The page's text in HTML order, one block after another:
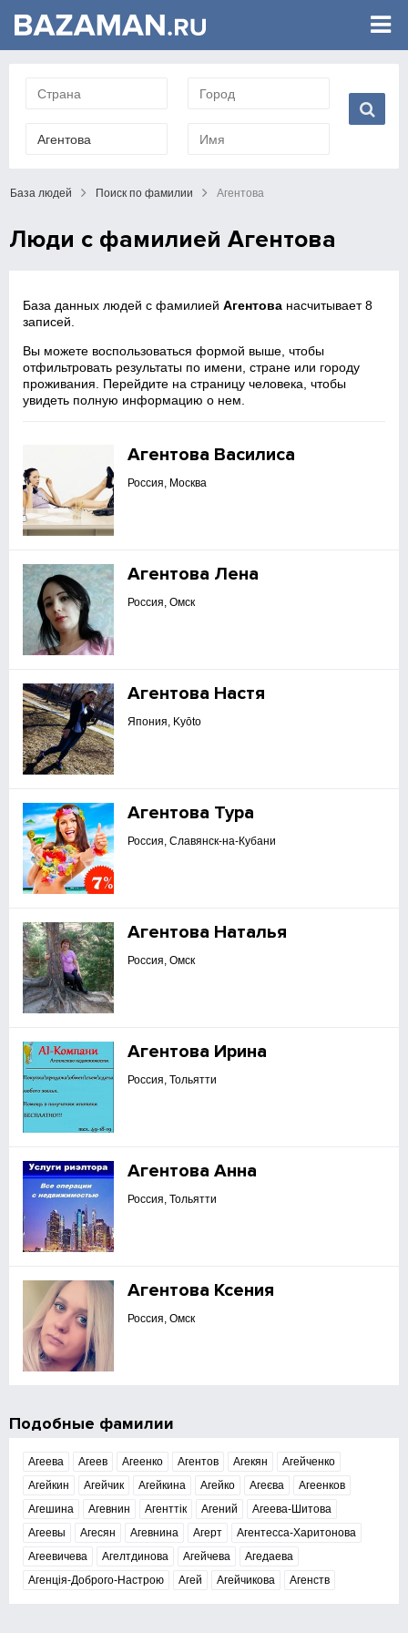
База людей Поиск по фамилии Агентова
Люди с фамилией Агентова
База данных людей с фамилиейАгентова насчитывает 8
записей.
Вы можете воспользоваться формой выше, чтобы
отфильтровать результаты по имени, стране или городу
проживания. Перейдите на страницу человека, чтобы
увидеть полную информацию о нем.
Агентова Василиса
Россия, Москва
Агентова Лена
Россия, Омск
Агентова Настя
Япония, Kyōto
Агентова Тура
Россия, Славянск-на-Кубани
Агентова Наталья
Россия, Омск
Агентова Ирина
Россия, Тольятти
Агентова Анна
Россия, Тольятти
Агентова Ксения
Россия, Омск
Подобные фамилии
Агеева Агеев Агеенко Агентов Агекян
Агейченко
Агейкин
Агейчик Агейкина Агейко Агеєва
Агеенков
Агешина
Агевнин Агенттік Агений
Агеева-Шитова
Агеевы
Агесян Агевнина Агерт
Агентесса-Харитонова
Агеевичева
Агелтдинова Агейчева
Агедаева
Агенція-Доброго-Настрою
Агей Агейчикова Агенств